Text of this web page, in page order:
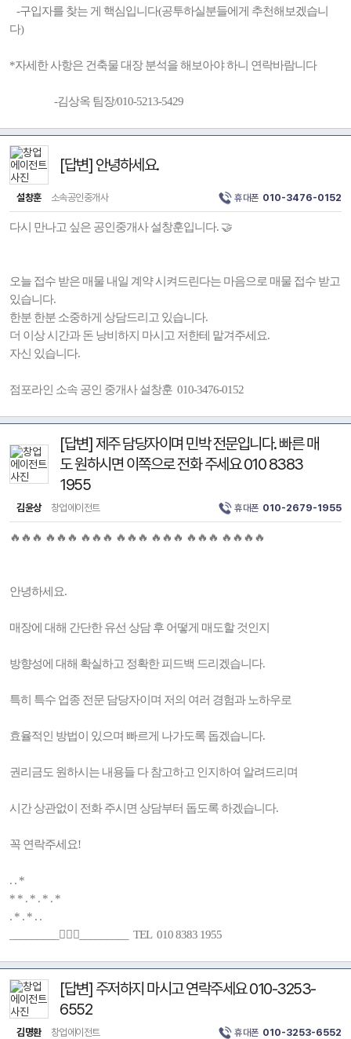
-구입자를 찾는 게 핵심입니다(공투하실분들에게 추천해보겠습니
다)
*자세한 사항은 건축물 대장 분석을 해보아야 하니 연락바람니다
-김상옥 팀장/010-5213-5429
[답변] 안녕하세요.
설창훈 소속공인중개사 휴대폰 010-3476-0152
다시 만나고 싶은 공인중개사 설창훈입니다. 🤝
오늘 접수 받은 매물 내일 계약 시켜드린다는 마음으로 매물 접수 받고
있습니다.
한분 한분 소중하게 상담드리고 있습니다.
더 이상 시간과 돈 낭비하지 마시고 저한테 맡겨주세요.
자신 있습니다.
점포라인 소속 공인 중개사 설창훈 010-3476-0152
[답변] 제주 담당자이며 민박 전문입니다. 빠른 매
도 원하시면 이쪽으로 전화 주세요 010 8383
1955
김윤상 창업에이전트 휴대폰 010-2679-1955
🔥🔥🔥 🔥🔥🔥 🔥🔥🔥 🔥🔥🔥 🔥🔥🔥 🔥🔥🔥 🔥🔥🔥🔥
안녕하세요.
매장에 대해 간단한 유선 상담 후 어떻게 매도할 것인지
방향성에 대해 확실하고 정확한 피드백 드리겠습니다.
특히 특수 업종 전문 담당자이며 저의 여러 경험과 노하우로
효율적인 방법이 있으며 빠르게 나가도록 돕겠습니다.
권리금도 원하시는 내용들 다 참고하고 인지하여 알려드리며
시간 상관없이 전화 주시면 상담부터 돕도록 하겠습니다.
꼭 연락주세요!
. . *
* * . * . * . *
. * . * . .
_________🚶🏻‍♂️_________ TEL 010 8383 1955
[답변] 주저하지 마시고 연락주세요 010-3253-
6552
김명환 창업에이전트 휴대폰 010-3253-6552